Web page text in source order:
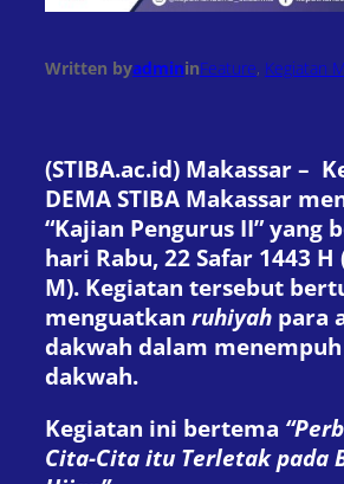
Written byadmininFeature, Kegiatan
(STIBA.ac.id) Makassar –
DEMA STIBA Makassar
“Kajian Pengurus II” yang
hari Rabu, 22 Safar 1443 H
M). Kegiatan tersebut
menguatkan ruhiyah para
dakwah dalam
dakwah.
Kegiatan ini bertema
Cita-Cita itu Terletak pada